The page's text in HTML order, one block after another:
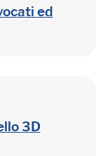
ed
3D